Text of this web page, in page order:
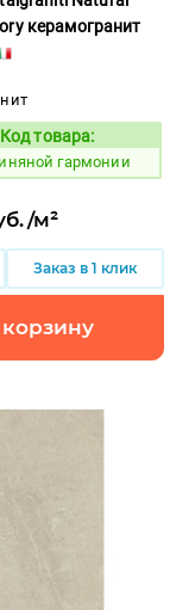
керамогранит
1111516
Код товара:
гармонии
м²
Заказ в 1 клик